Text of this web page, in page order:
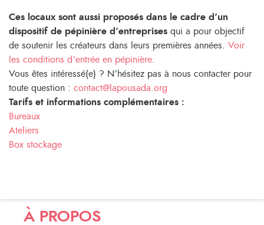
Ces locaux sont aussi proposés dans le cadre d’un
dispositif de pépinière d’entreprises qui a pour objectif
de soutenir les créateurs dans leurs premières années. Voir
les conditions d’entrée en pépinière
Vous êtes intéressé(e) ? N’hésitez pas à nous contacter pour
toute question : contact@lapousada.org
Tarifs et informations complémentaires :
Bureaux
Ateliers
Box stockage
À PROPOS